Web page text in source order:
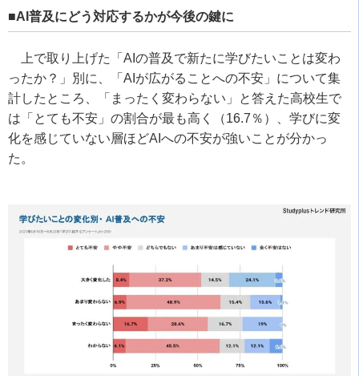
■AI普及にどう対応するかが今後の鍵に
上で取り上げた「AIの普及で新たに学びたいことは変わ
ったか？」別に、「AIが広がることへの不安」について集
計したところ、「まったく変わらない」と答えた高校生で
は「とても不安」の割合が最も高く（16.7％）、学びに変
化を感じていない層ほどAIへの不安が強いことが分かっ
た。